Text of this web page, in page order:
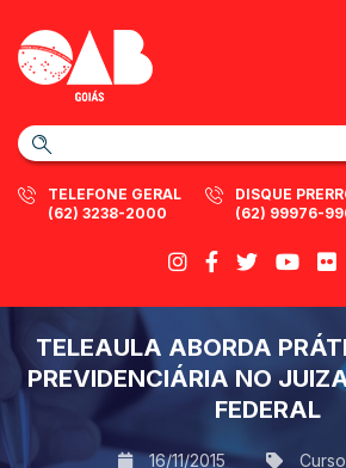
TELEFONE GERAL
(62) 3238-2000
DISQUE
(62) 99976-
TELEAULA ABORDA
PREVIDENCIÁRIA NO
FEDERAL
16/11/2015 Curso